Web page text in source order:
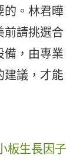
的。林君曄
前請挑選合
備，由專業
建議，才能
板生長因子